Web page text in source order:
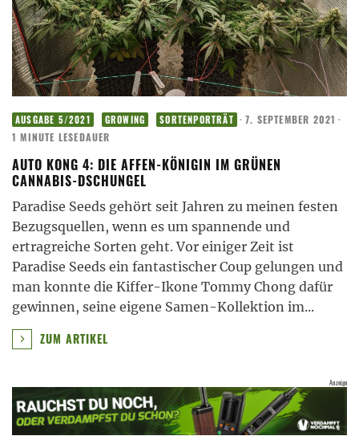
AUSGABE 5/2021 GROWING SORTENPORTRÄT · 7. SEPTEMBER 2021 ·
1 MINUTE LESEDAUER
AUTO KONG 4: DIE AFFEN-KÖNIGIN IM GRÜNEN
CANNABIS-DSCHUNGEL
Paradise Seeds gehört seit Jahren zu meinen festen
Bezugsquellen, wenn es um spannende und
ertragreiche Sorten geht. Vor einiger Zeit ist
Paradise Seeds ein fantastischer Coup gelungen und
man konnte die Kiffer-Ikone Tommy Chong dafür
gewinnen, seine eigene Samen-Kollektion im...
ZUM ARTIKEL